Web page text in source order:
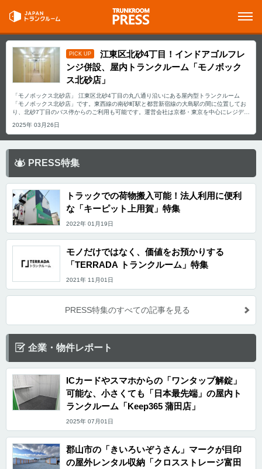
PICK UP
江東区北砂4丁目！インドアゴルフレ
ンジ併設、屋内トランクルーム「モノボック
ス北砂店」
「モノボックス北砂店」 江東区北砂4丁目の丸八通り沿いにある屋内型トランクルーム
「モノボックス北砂店」です。東西線の南砂町駅と都営新宿線の大島駅の間に位置してお
り、北砂7丁目のバス停からのご利用も可能です。運営会社は京都・東京を中心にレジデン
「MONOBOX（モノボックス）」を東京と京都にて運営している「新都市企画株式会社」
です。 これまでの経験を活かして手掛ける「モノボックス北砂店」の特徴や利用用途の傾
に、リーズナブルに長く安心して預けられる高品質な「セルフストレージ」を目指してお
り、「エレベーター」「専用駐車場2台」「空調完備」「台車脚立付き」と設備が充実して
いるのが特長です。セキュリティー完備（防犯カメラ・SECOM）、定期巡回と清掃を週2
回以上実施しておりますので、24時間365日、安心安全にご利用いただけます。 新都市企
画株式会社は、「『人』を基点に街と未来を考え」「新しい『価値』を追求し続ける存在
でありたい」といった想いを事業として形にしてきました。その中でセルフストレージを
始めており、同ビル２Fにインドアゴルフレンジを併設しているのも特長の一つです。（ト
ランクルームとは別途ご契約になります。）また、様々なお客様の利用用途ニーズにお応
えできるようにオーダーメイドによるご利用も承っております。 主にどんな方がご利用さ
れているのでしょうか？ 近隣の方のご利用が多く、衣類などの日常品を保管先としてご活
用者の方がゴルフ用具の保管で利用されているのも特長的です。法人の方のご利用もいら
っしゃいまして、個人の方、法人の方の様々なニーズに応えられるように今後も運営管理
をしていきます。 セキュリティや安全面について教えてください。 「モノボックス北砂
用が可能です。防犯カメラを完備しており、SECOMの防犯システムを利用しております
品。」「MONOBOX（モノボックス）」はご自宅で収納する以上のサービス品質でお預か
りする「モノ」すべてをお客さまの大切な「資産」としてお守りいたします。 費用や契約
について教えてください。 様々なニーズにお応えできるように0.1帖～5.0帖のサイズをご
用意しています。賃料の価格帯は月額2,000円台～60,000円台まで幅広くご用意しており
月（日割り）・翌月分の賃料と管理費がかかり、月々の費用につきましては、賃料・管理
送での契約書のやり取りは不要です。時期や契約内容により様々なキャンぺーン（例：初
回事務手数料無料・ニトリの収納プレゼント）を実施しております。ご質問や内見につい
てお気軽にお問い合わせください。※土日祝もお問い合わせ可能（年末年始休） 編集後記
モノボックスのコンセプトは「大切なモノを、大切に。」自宅で収納する以上のサービス
品質で全てのお客様の大切な「資産」としてお守りすること。「モノボックス北砂店」
と清掃を週2回以上実施や専用駐車場2台、空調完備されており、まさにコンセプトの体現
を実感できる施設であると印象を受けた。 また、新都市企画株式会社は、「『人』を基点
に街と未来を考え」「新しい『価値』を追求し続ける存在でありたい」といった想いを事
業にしており、インドアゴルフレンジの併設や希望の広さにオーダーメイドできるとのこ
と。新しい価値のトランクルームの体験をおすすめしたい施設であった。
2025年 03月26日
PRESS特集
トラックでの荷物搬入可能！法人利用に便利
な「キーピット上用賀」特集
2022年 01月19日
モノだけではなく、価値をお預かりする
「TERRADA トランクルーム」特集
2021年 11月01日
PRESS特集のすべての記事を見る
企業・物件レポート
ICカードやスマホからの「ワンタップ解錠」
可能な、小さくても「日本最先端」の屋内ト
ランクルーム「Keep365 蒲田店」
2025年 07月01日
郡山市の「きいろいぞうさん」マークが目印
の屋外レンタル収納「クロスストレージ富田